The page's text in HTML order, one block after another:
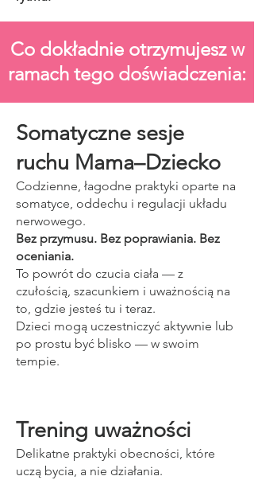
Co dokładnie otrzymujesz w
ramach tego doświadczenia:
Somatyczne sesje
ruchu Mama–Dziecko
Codzienne, łagodne praktyki oparte na
somatyce, oddechu i regulacji układu
nerwowego.
Bez przymusu. Bez poprawiania. Bez
oceniania.
To powrót do czucia ciała — z
czułością, szacunkiem i uważnością na
to, gdzie jesteś tu i teraz.
Dzieci mogą uczestniczyć aktywnie lub
po prostu być blisko — w swoim
tempie.
Trening uważności
Delikatne praktyki obecności, które
uczą bycia, a nie działania.